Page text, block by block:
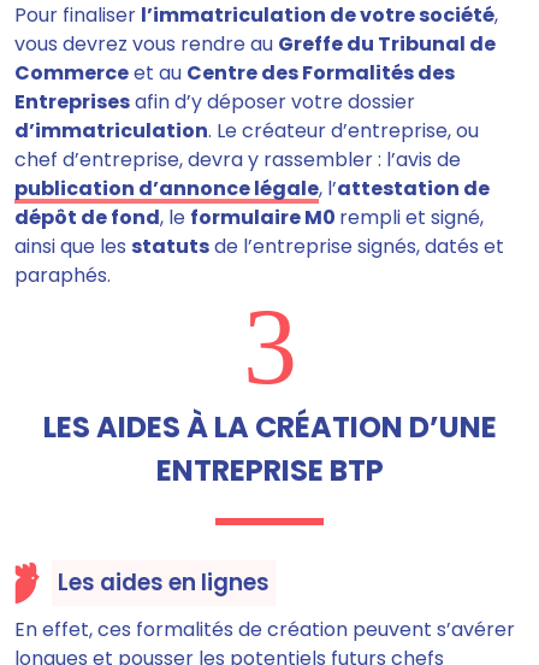
Pour finaliser l’immatriculation de votre société,
vous devrez vous rendre au Greffe du Tribunal de
Commerceet au Centre des Formalités des
Entreprisesafin d’y déposer votre dossier
d’immatriculation. Le créateur d’entreprise, ou
chef d’entreprise, devra y rassembler : l’avis de
publication d’annonce légale, l’attestation de
dépôt de fond, le formulaire M0 rempli et signé,
ainsi que les statutsde l’entreprise signés, datés et
paraphés.
3
LES AIDES À LA CRÉATION D’UNE
ENTREPRISE BTP
Les aides en lignes
En effet, ces formalités de création peuvent s’avérer
longues et pousser les potentiels futurs chefs